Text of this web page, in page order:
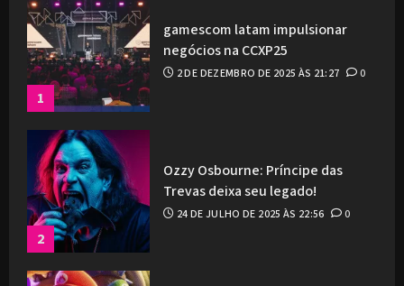
1
gamescom latam impulsionar
negócios na CCXP25
2 DE DEZEMBRO DE 2025 ÀS 21:27 0
2
Ozzy Osbourne: Príncipe das
Trevas deixa seu legado!
24 DE JULHO DE 2025 ÀS 22:56 0